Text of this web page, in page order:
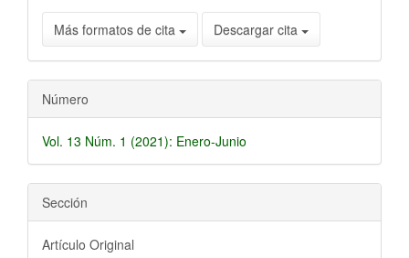
Más formatos de cita Descargar cita
Número
Vol. 13 Núm. 1 (2021): Enero-Junio
Sección
Artículo Original